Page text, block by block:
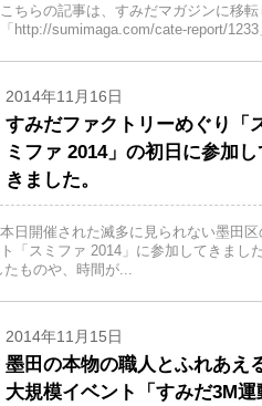
こちらの記事は、すみだマガジンに移
「http://sumimaga.com/cate-report/
2014年11月16日
すみだファクトリーめぐり「
ミファ 2014」の初日に参加し
きました。
本日開催された滅多に見られない墨田
ト「スミファ 2014」に参加してきまし
ものや、時間が...
2014年11月15日
墨田の本物の職人とふれあえ
大規模イベント「すみだ3M運